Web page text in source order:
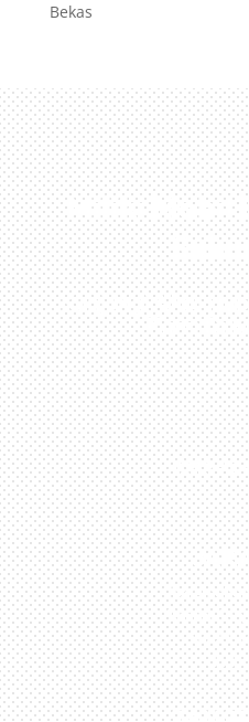
Bekas
Miliki Mobil
Kunjungi Atau
Kami Di
0813-
Taman
No.27,